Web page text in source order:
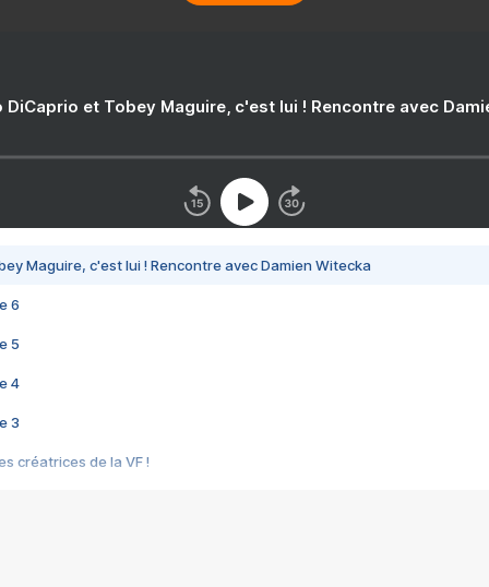
DiCaprio et Tobey Maguire, c'est lui ! Rencontre avec
Maguire, c'est lui ! Rencontre avec Damien Witecka
6
5
4
3
créatrices de la VF !